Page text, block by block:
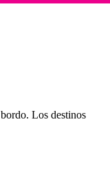
Los destinos